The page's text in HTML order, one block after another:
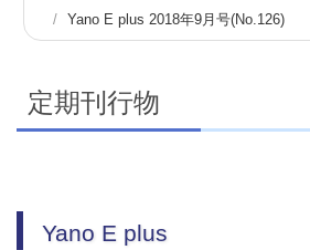
ー
Yano E plus 2018年9月号(No.126)
定期刊行物
Yano E plus